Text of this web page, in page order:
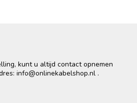
kunt u altijd contact opnemen
info@onlinekabelshop.nl .